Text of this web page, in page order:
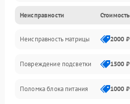
Неисправность интерфейсов
Прочие неисправности
Неисправность звука
Механические повреждения
Неисправности Стоимость
Неисправность матрицы 2000 ₽
Повреждение подсветки 1500 ₽
Поломка блока питания 1000 ₽